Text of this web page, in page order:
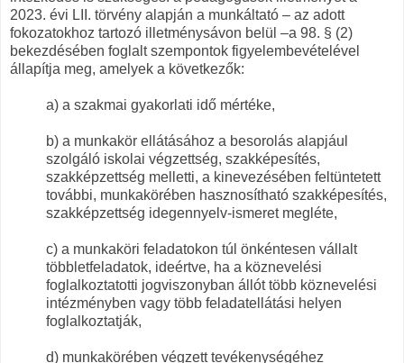
2023. évi LII. törvény alapján a munkáltató – az adott
fokozatokhoz tartozó illetménysávon belül –a 98. § (2)
bekezdésében foglalt szempontok figyelembevételével
állapítja meg, amelyek a következők:
a) a szakmai gyakorlati idő mértéke,
b) a munkakör ellátásához a besorolás alapjául
szolgáló iskolai végzettség, szakképesítés,
szakképzettség melletti, a kinevezésében feltüntetett
további, munkakörében hasznosítható szakképesítés,
szakképzettség idegennyelv-ismeret megléte,
c) a munkaköri feladatokon túl önkéntesen vállalt
többletfeladatok, ideértve, ha a köznevelési
foglalkoztatotti jogviszonyban állót több köznevelési
intézményben vagy több feladatellátási helyen
foglalkoztatják,
d) munkakörében végzett tevékenységéhez